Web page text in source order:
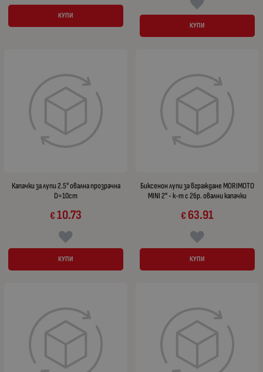
КУПИ
КУПИ
Капачки за лупи 2.5" овална прозрачна
D=10cm
10.73
€
КУПИ
Биксенон лупи за вграждане MORIMOTO
MINI 2" - к-т с 2бр. овални капачки
63.91
€
КУПИ